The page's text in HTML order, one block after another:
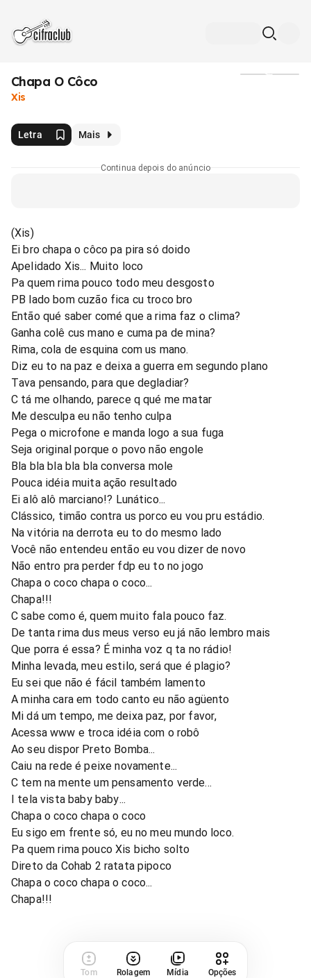
Chapa O Côco
Xis
Letra Mais
Continua depois do anúncio
(Xis)
Ei bro chapa o côco pa pira só doido
Apelidado Xis... Muito loco
Pa quem rima pouco todo meu desgosto
PB lado bom cuzão fica cu troco bro
Então qué saber comé que a rima faz o clima?
Ganha colê cus mano e cuma pa de mina?
Rima, cola de esquina com us mano.
Diz eu to na paz e deixa a guerra em segundo plano
Tava pensando, para que degladiar?
C tá me olhando, parece q qué me matar
Me desculpa eu não tenho culpa
Pega o microfone e manda logo a sua fuga
Seja original porque o povo não engole
Bla bla bla bla bla conversa mole
Pouca idéia muita ação resultado
Ei alô alô marciano!? Lunático...
Clássico, timão contra us porco eu vou pru estádio.
Na vitória na derrota eu to do mesmo lado
Você não entendeu então eu vou dizer de novo
Não entro pra perder fdp eu to no jogo
Chapa o coco chapa o coco...
Chapa!!!
C sabe como é, quem muito fala pouco faz.
De tanta rima dus meus verso eu já não lembro mais
Que porra é essa? É minha voz q ta no rádio!
Minha levada, meu estilo, será que é plagio?
Eu sei que não é fácil também lamento
A minha cara em todo canto eu não agüento
Mi dá um tempo, me deixa paz, por favor,
Acessa www e troca idéia com o robô
Ao seu dispor Preto Bomba...
Caiu na rede é peixe novamente...
C tem na mente um pensamento verde...
I tela vista baby baby...
Chapa o coco chapa o coco
Eu sigo em frente só, eu no meu mundo loco.
Pa quem rima pouco Xis bicho solto
Direto da Cohab 2 ratata pipoco
Chapa o coco chapa o coco...
Chapa!!!
Tom Rolagem Mídia Opções